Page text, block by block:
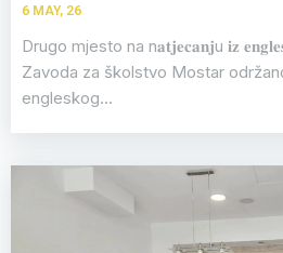
6 MAY, 26
Drugo mjesto na n𝐚𝐭𝐣𝐞𝐜𝐚𝐧𝐣u 𝐢𝐳
Zavoda za školstvo Mostar
engleskog…